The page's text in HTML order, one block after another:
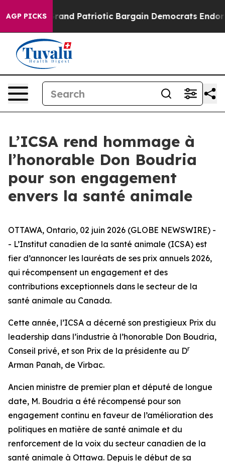
AGP PICKS
For a Grand Patriotic Bargain Democrats Endorse
L’ICSA rend hommage à
l’honorable Don Boudria
pour son engagement
envers la santé animale
OTTAWA, Ontario, 02 juin 2026 (GLOBE NEWSWIRE) -
- L’Institut canadien de la santé animale (ICSA) est
fier d’annoncer les lauréats de ses prix annuels 2026,
qui récompensent un engagement et des
contributions exceptionnels dans le secteur de la
santé animale au Canada.
Cette année, l’ICSA a décerné son prestigieux Prix du
leadership dans l’industrie à l’honorable Don Boudria,
Conseil privé, et son Prix de la présidente au Dr
Arman Panah, de Virbac.
Ancien ministre de premier plan et député de longue
date, M. Boudria a été récompensé pour son
engagement continu en faveur de l’amélioration des
politiques en matière de santé animale et du
renforcement de la voix du secteur canadien de la
santé animale à Ottawa. Depuis le début de sa